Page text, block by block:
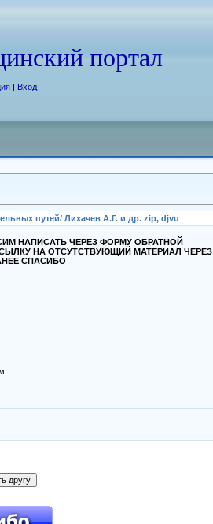
портал
| Вход
путей/ Лихачев А.Г. и др. zip, djvu
НАПИСАТЬ ЧЕРЕЗ ФОРМУ ОБРАТНОЙ
НА ОТСУТСТВУЮЩИЙ МАТЕРИАЛ ЧЕРЕЗ
СПАСИБО